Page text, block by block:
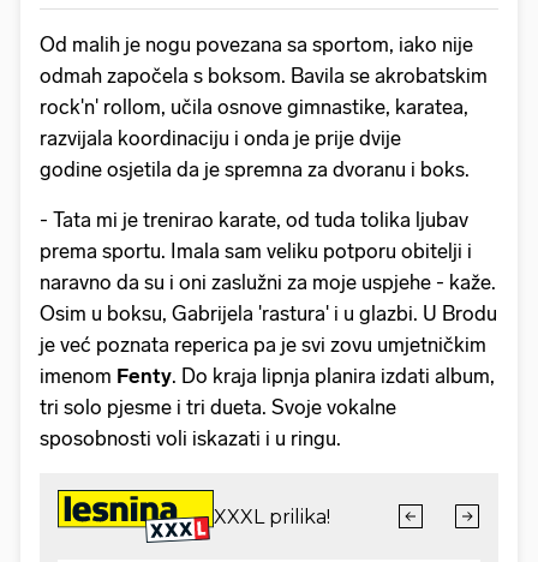
Od malih je nogu povezana sa sportom, iako nije
odmah započela s boksom. Bavila se akrobatskim
rock'n' rollom, učila osnove gimnastike, karatea,
razvijala koordinaciju i onda je prije dvije
godine osjetila da je spremna za dvoranu i boks.
- Tata mi je trenirao karate, od tuda tolika ljubav
prema sportu. Imala sam veliku potporu obitelji i
naravno da su i oni zaslužni za moje uspjehe - kaže.
Osim u boksu, Gabrijela 'rastura' i u glazbi. U Brodu
je već poznata reperica pa je svi zovu umjetničkim
imenom Fenty. Do kraja lipnja planira izdati album,
tri solo pjesme i tri dueta. Svoje vokalne
sposobnosti voli iskazati i u ringu.